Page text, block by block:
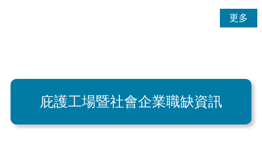
更多
庇護工場暨社會企業職缺資訊